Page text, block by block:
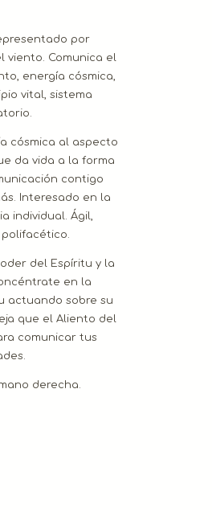
por
viento. Comunica el
energía cósmica,
vital, sistema
cósmica al aspecto
da vida a la forma
contigo
Interesado en la
individual. Ágil,
del Espíritu y la
en la
actuando sobre su
que el Aliento del
comunicar tus
derecha.